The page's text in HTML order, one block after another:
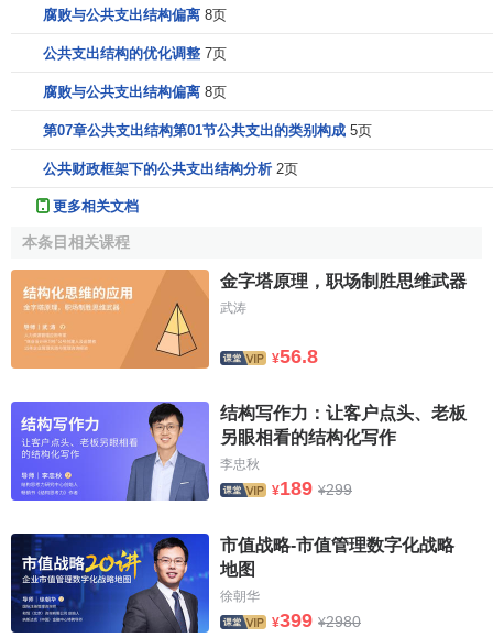
产资料公有制为经济基础的国家，
导力量，国家具有组织领导经济建设的职能，相应承担国有
国家的经济职能较强，政府的活动范围在经济领域的延伸较
深，覆盖面较宽。由此决定其财政支出中直接用于经济建设
和与经济建设有关的支出所占比例较高，而相对用于社会公
出结构，是与国家的职能及政府的活动范围相适应的，也就
能够较好地保证国家职能的实现，并为政府的活动提供相应
的财力保证。
(二)政府的工作重心及发展目标
动范围不同，因而，财政支出结构不同。但是，生产资料所
有制性质相同的国家，或者同一个国家在不同的历史时期或
不同的发展阶段中，由于政府的工作重心不同及政府的经济
及社会发展目标不同，财政支出的结构也不同。因为财政支
出的结构是由政府的工作重心及发展目标决定的，一定时期
内的财政资金的流向及比例，必须同该时期政府的工作重心
及经济与社会的发展目标相适应，这样才能保证政府所承担
的政治经济任务的完成及发展目标的实现。
腐败与公共支出结构偏离 8页
公共支出结构的优化调整 7页
腐败与公共支出结构偏离 8页
第07章公共支出结构第01节公共支出的类别构成 5页
公共财政框架下的公共支出结构分析 2页
更多相关文档
本条目相关课程
金字塔原理，职场制胜思维武器
武涛
¥56.8
结构写作力：让客户点头、老板
另眼相看的结构化写作
李忠秋
¥189 ¥299
市值战略-市值管理数字化战略
地图
徐朝华
¥399 ¥2980